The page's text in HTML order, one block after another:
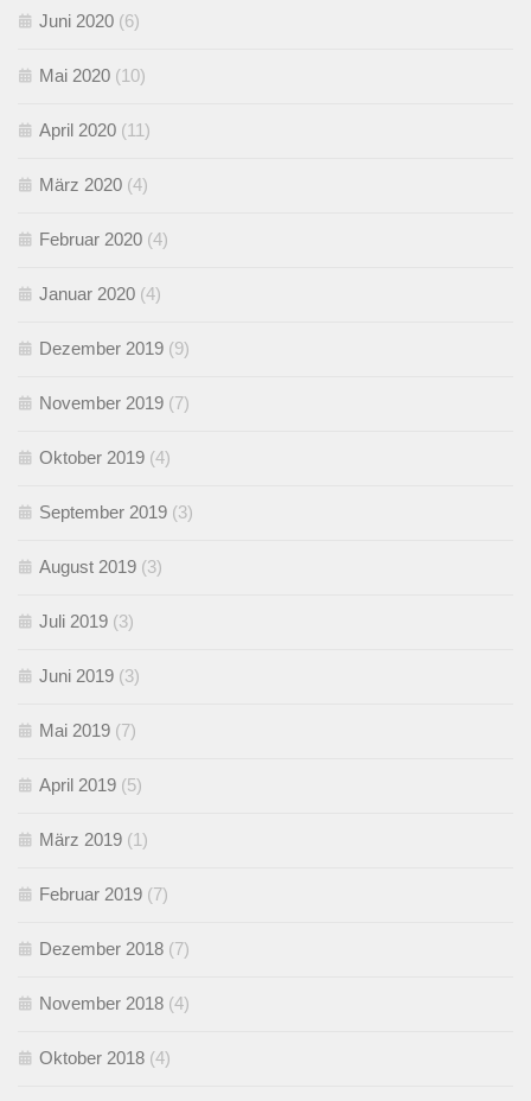
Juni 2020 (6)
Mai 2020 (10)
April 2020 (11)
März 2020 (4)
Februar 2020 (4)
Januar 2020 (4)
Dezember 2019 (9)
November 2019 (7)
Oktober 2019 (4)
September 2019 (3)
August 2019 (3)
Juli 2019 (3)
Juni 2019 (3)
Mai 2019 (7)
April 2019 (5)
März 2019 (1)
Februar 2019 (7)
Dezember 2018 (7)
November 2018 (4)
Oktober 2018 (4)